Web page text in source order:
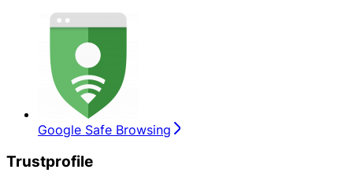
Google Safe Browsing
Trustprofile